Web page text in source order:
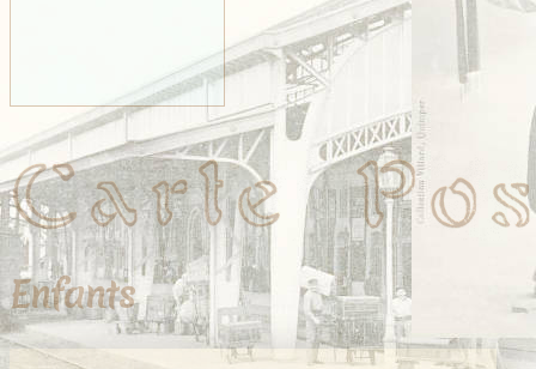
Enfants